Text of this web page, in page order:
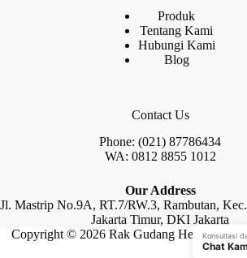
Produk
Tentang Kami
Hubungi Kami
Blog
Contact Us
Phone: (021) 87786434
WA: 0812 8855 1012
Our Address
Jl. Mastrip No.9A, RT.7/RW.3, Rambutan,
Jakarta Timur, DKI Jakarta
Copyright © 2026 Rak Gudang Heayy Duty
Konsultasi
Chat